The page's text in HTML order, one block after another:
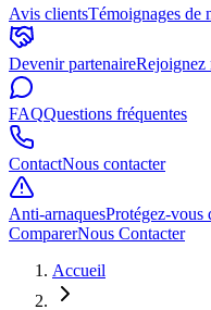
Avis clientsTémoignages de
Devenir partenaireRejoignez
FAQQuestions fréquentes
ContactNous contacter
Anti-arnaquesProtégez-vous
ComparerNous Contacter
Accueil